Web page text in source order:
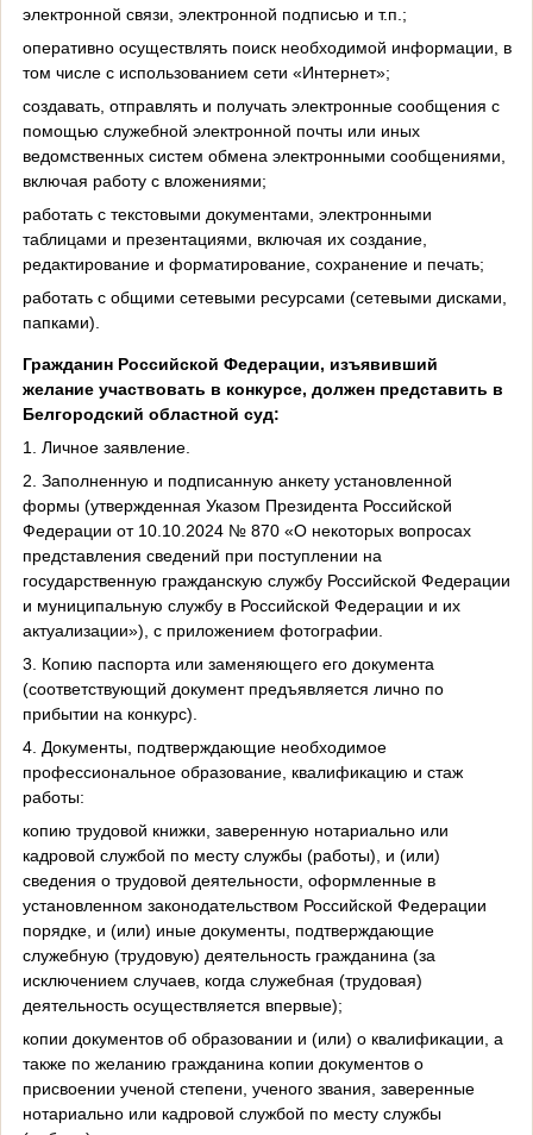
электронной связи, электронной подписью и т.п.;
оперативно осуществлять поиск необходимой информации, в
том числе с использованием сети «Интернет»;
создавать, отправлять и получать электронные сообщения с
помощью служебной электронной почты или иных
ведомственных систем обмена электронными сообщениями,
включая работу с вложениями;
работать с текстовыми документами, электронными
таблицами и презентациями, включая их создание,
редактирование и форматирование, сохранение и печать;
работать с общими сетевыми ресурсами (сетевыми дисками,
папками).
Гражданин Российской Федерации, изъявивший
желание участвовать в конкурсе, должен представить в
Белгородский областной суд:
1. Личное заявление.
2. Заполненную и подписанную анкету установленной
формы (утвержденная Указом Президента Российской
Федерации от 10.10.2024 № 870 «О некоторых вопросах
представления сведений при поступлении на
государственную гражданскую службу Российской Федерации
и муниципальную службу в Российской Федерации и их
актуализации»), с приложением фотографии.
3. Копию паспорта или заменяющего его документа
(соответствующий документ предъявляется лично по
прибытии на конкурс).
4. Документы, подтверждающие необходимое
профессиональное образование, квалификацию и стаж
работы:
копию трудовой книжки, заверенную нотариально или
кадровой службой по месту службы (работы), и (или)
сведения о трудовой деятельности, оформленные в
установленном законодательством Российской Федерации
порядке, и (или) иные документы, подтверждающие
служебную (трудовую) деятельность гражданина (за
исключением случаев, когда служебная (трудовая)
деятельность осуществляется впервые);
копии документов об образовании и (или) о квалификации, а
также по желанию гражданина копии документов о
присвоении ученой степени, ученого звания, заверенные
нотариально или кадровой службой по месту службы